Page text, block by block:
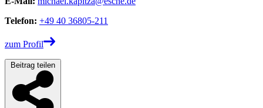
Telefon: +49 40 36805-211
zum Profil
Beitrag teilen